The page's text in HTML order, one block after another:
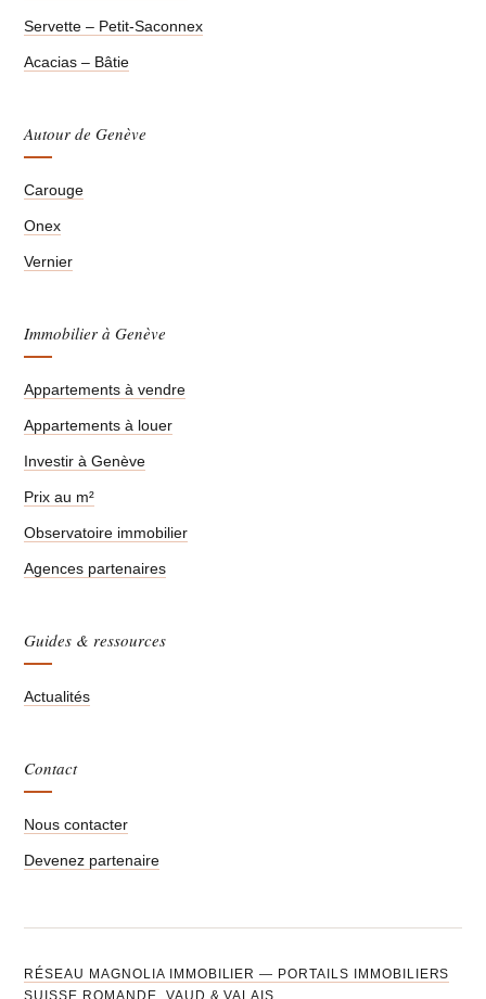
Servette – Petit-Saconnex
Acacias – Bâtie
Autour de Genève
Carouge
Onex
Vernier
Immobilier à Genève
Appartements à vendre
Appartements à louer
Investir à Genève
Prix au m²
Observatoire immobilier
Agences partenaires
Guides & ressources
Actualités
Contact
Nous contacter
Devenez partenaire
RÉSEAU MAGNOLIA IMMOBILIER — PORTAILS IMMOBILIERS
SUISSE ROMANDE, VAUD & VALAIS